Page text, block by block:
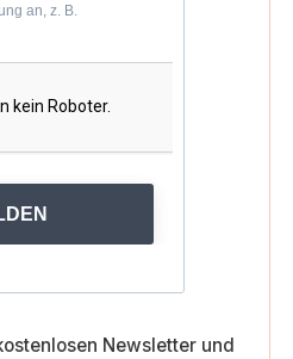
an, z. B.
Newsletter und